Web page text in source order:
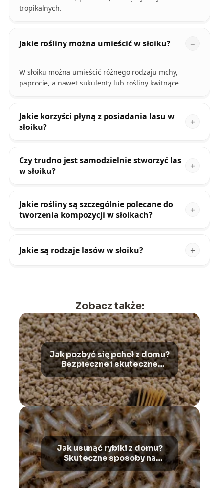
tropikalnych.
Jakie rośliny można umieścić w słoiku?
W słoiku można umieścić różnego rodzaju mchy,
paprocie, a nawet sukulenty lub rośliny kwitnące.
Jakie korzyści płyną z posiadania lasu w
słoiku?
Czy trudno jest samodzielnie stworzyć las
w słoiku?
Jakie rośliny są szczególnie polecane do
tworzenia kompozycji w słoikach?
Jakie są rodzaje lasów w słoiku?
Zobacz także:
Jak pozbyć się pcheł z domu?
Bezpieczne i skuteczne
metody
Jak usunąć rybiki z domu?
Skuteczne sposoby na
pozbycie się problemu